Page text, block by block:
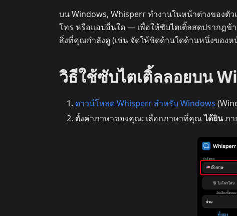
บน Windows, Whisperr ทำงานในหน้าต่างของตัว
โทร หรือแอปอื่นใด — เพื่อให้ซับไตเติ้ลสดปรากฏข้
สิ่งที่คุณกำลังดู (เช่น จัดให้ชิดด้านใดด้านหนึ่งของห
วิธีใช้ซับไตเติ้ลลอยบน
ดาวน์โหลด Whisperr สำหรับ Windows
ตั้งค่าภาษาของคุณ: เลือกภาษาที่คุณได้ยินภา